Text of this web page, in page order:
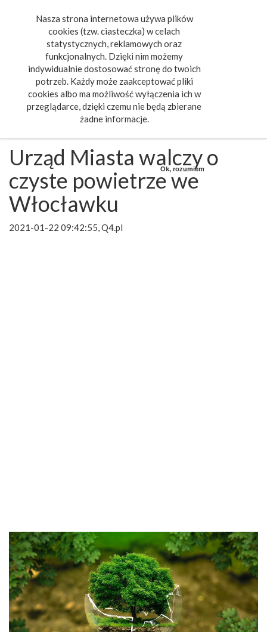
Nasza strona internetowa używa plików
cookies (tzw. ciasteczka) w celach
statystycznych, reklamowych oraz
funkcjonalnych. Dzięki nim możemy
indywidualnie dostosować stronę do twoich
potrzeb. Każdy może zaakceptować pliki
cookies albo ma możliwość wyłączenia ich w
przeglądarce, dzięki czemu nie będą zbierane
żadne informacje.
Ok, rozumiem
Urząd Miasta walczy o
czyste powietrze we
Włocławku
2021-01-22 09:42:55, Q4.pl